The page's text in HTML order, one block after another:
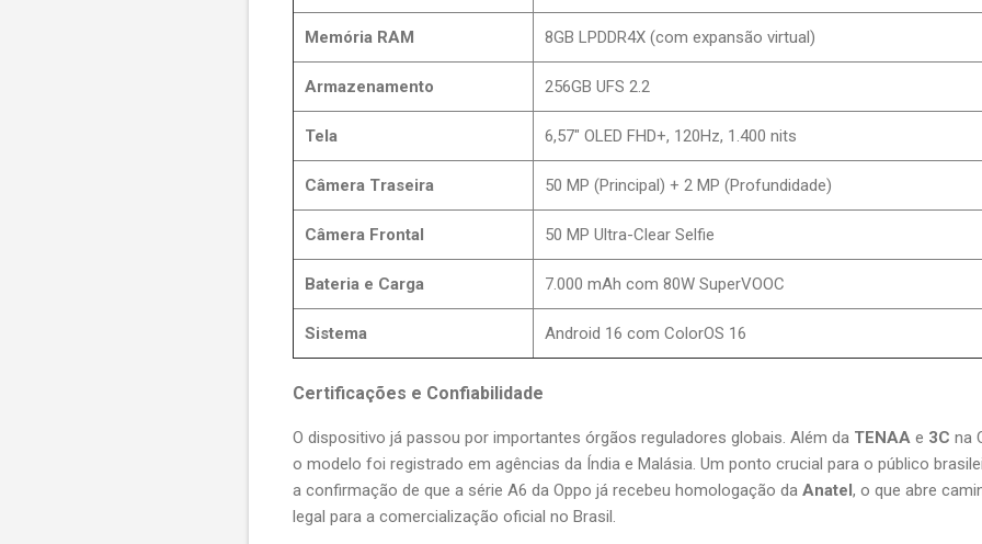
Memória RAM 8GB LPDDR4X (com expansão virtual)
Armazenamento 256GB UFS 2.2
Tela 6,57" OLED FHD+, 120Hz, 1.400 nits
Câmera Traseira 50 MP (Principal) + 2 MP (Profundidade)
Câmera Frontal 50 MP Ultra-Clear Selfie
Bateria e Carga 7.000 mAh com 80W SuperVOOC
Sistema Android 16 com ColorOS 16
Certificações e Confiabilidade
O dispositivo já passou por importantes órgãos reguladores globais. Além da TENAA e 3C na
o modelo foi registrado em agências da Índia e Malásia. Um ponto crucial para o público
a confirmação de que a série A6 da Oppo já recebeu homologação da Anatel, o que abre
legal para a comercialização oficial no Brasil.